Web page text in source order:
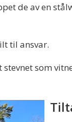
de av en
til ansvar.
som